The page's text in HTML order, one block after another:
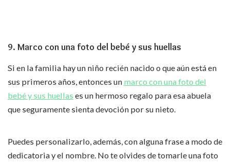
9. Marco con una foto del bebé y sus huellas
Si en la familia hay un niño recién nacido o que aún está en
sus primeros años, entonces un marco con una foto del
bebé y sus huellas es un hermoso regalo para esa abuela
que seguramente sienta devoción por su nieto.
Puedes personalizarlo, además, con alguna frase a modo de
dedicatoria y el nombre. No te olvides de tomarle una foto